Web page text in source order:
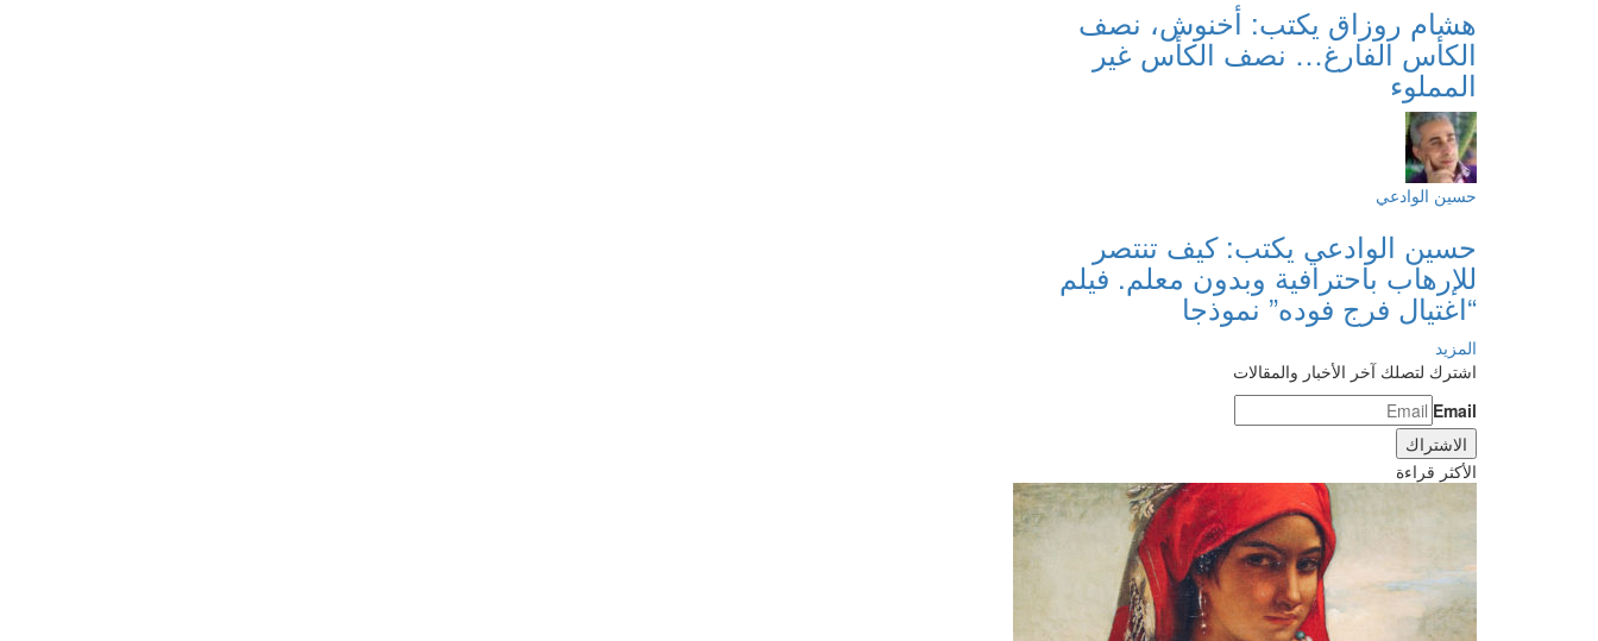
هشام روزاق يكتب: أخنوش، نصف
الكأس الفارغ… نصف الكأس غير
المملوء
حسين الوادعي
حسين الوادعي يكتب: كيف تنتصر
للإرهاب باحترافية وبدون معلم. فيلم
“اغتيال فرج فوده” نموذجا
المزيد
اشترك لتصلك آخر الأخبار والمقالات
Email
الأكثر قراءة